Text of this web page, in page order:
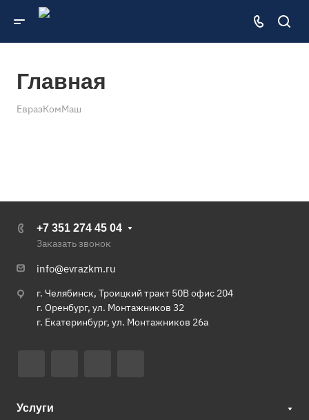
Главная
ЕвразКомМаш
+7 351 274 45 04
Заказать звонок
info@evrazkm.ru
г. Челябинск, Троицкий тракт 50В офис 204
г. Оренбург, ул. Монтажников 32
г. Екатеринбург, ул. Монтажников 26а
Услуги